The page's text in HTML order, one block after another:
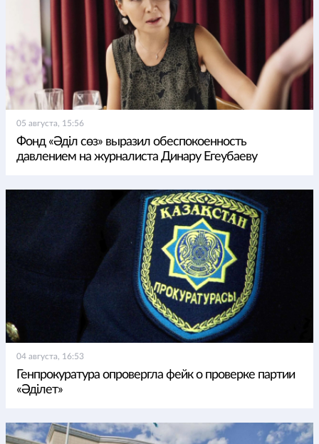
05 августа, 15:56
Фонд «Әділ сөз» выразил обеспокоенность
давлением на журналиста Динару Егеубаеву
04 августа, 16:53
Генпрокуратура опровергла фейк о проверке партии
«Әділет»